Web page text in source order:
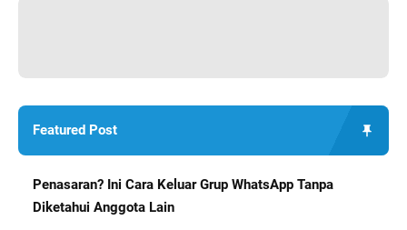
Featured Post
Penasaran? Ini Cara Keluar Grup WhatsApp Tanpa
Diketahui Anggota Lain